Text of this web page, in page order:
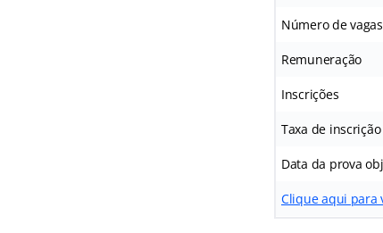
Número de vagas
Remuneração
Inscrições
Taxa de inscrição
Data da prova
Clique aqui para